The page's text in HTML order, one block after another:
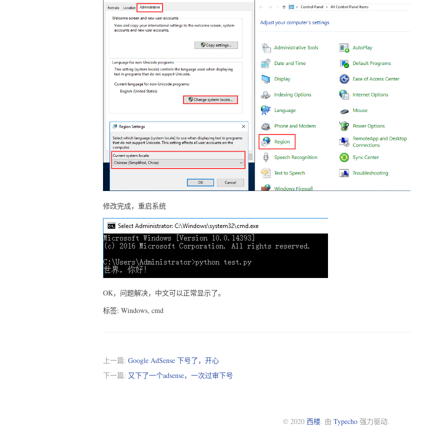
修改完成，重启系统
OK，问题解决，中文可以正常显示了。
标签: Windows, cmd
上一篇: Google AdSense 下号了，开心
下一篇: 又下了一个adsense，一次过审下号
© 2020 西楼. 由 Typecho强力驱动.